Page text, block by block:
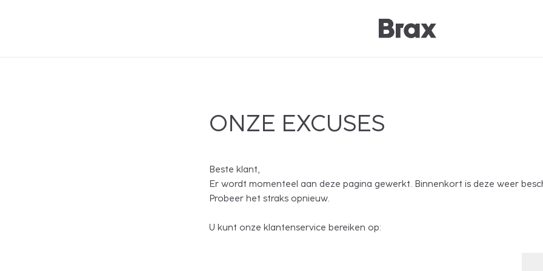
ONZE EXCUSES
Beste klant,
Er wordt momenteel aan deze pagina gewerkt. Binnenkort is deze weer
Probeer het straks opnieuw.
U kunt onze klantenservice bereiken op: